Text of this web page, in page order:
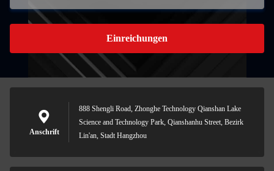
Einreichungen
Anschrift
888 Shengli Road, Zhonghe Technology Qianshan Lake
Science and Technology Park, Qianshanhu Street, Bezirk
Lin'an, Stadt Hangzhou